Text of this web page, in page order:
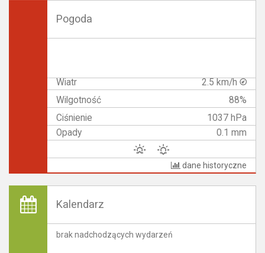
Pogoda
Wiatr
2.5 km/h
Wilgotność
88%
Ciśnienie
1037 hPa
Opady
0.1 mm
dane historyczne
Kalendarz
brak nadchodzących wydarzeń